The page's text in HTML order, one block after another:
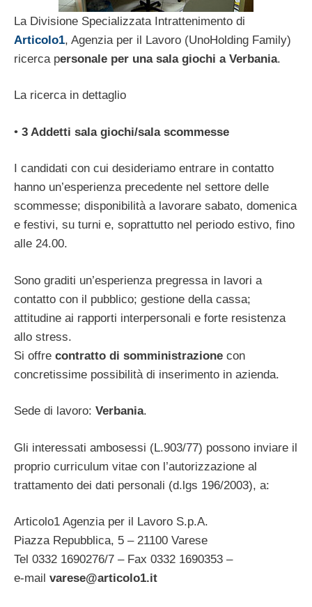
La Divisione Specializzata Intrattenimento di
Articolo1, Agenzia per il Lavoro (UnoHolding Family)
ricerca personale per una sala giochi a Verbania.
La ricerca in dettaglio
• 3 Addetti sala giochi/sala scommesse
I candidati con cui desideriamo entrare in contatto
hanno un’esperienza precedente nel settore delle
scommesse; disponibilità a lavorare sabato, domenica
e festivi, su turni e, soprattutto nel periodo estivo, fino
alle 24.00.
Sono graditi un’esperienza pregressa in lavori a
contatto con il pubblico; gestione della cassa;
attitudine ai rapporti interpersonali e forte resistenza
allo stress.
Si offre contratto di somministrazione con
concretissime possibilità di inserimento in azienda.
Sede di lavoro: Verbania.
Gli interessati ambosessi (L.903/77) possono inviare il
proprio curriculum vitae con l’autorizzazione al
trattamento dei dati personali (d.lgs 196/2003), a:
Articolo1 Agenzia per il Lavoro S.p.A.
Piazza Repubblica, 5 – 21100 Varese
Tel 0332 1690276/7 – Fax 0332 1690353 –
e-mail varese@articolo1.it